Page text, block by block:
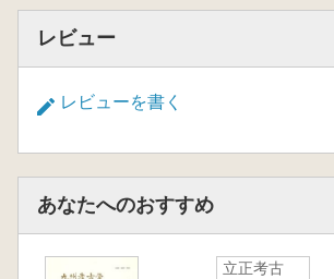
レビュー
レビューを書く
あなたへのおすすめ
立正考古